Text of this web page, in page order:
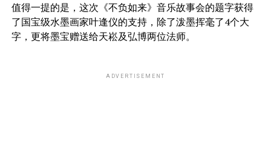
值得一提的是， 这次《不负如来》音乐故事会的题字获得
了国宝级水墨画家叶逢仪的支持，除了泼墨挥毫了4个大
字，更将墨宝赠送给天崧及弘博两位法师。
ADVERTISEMENT